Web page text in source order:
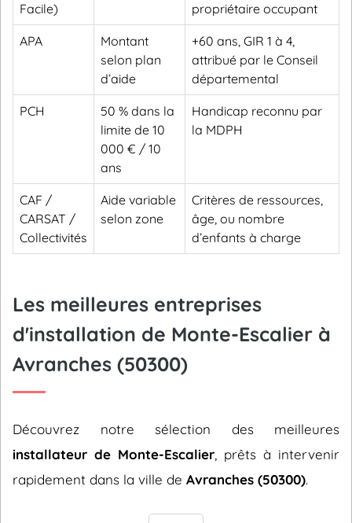
Facile)
propriétaire occupant
APA
Montant
selon plan
d’aide
+60 ans, GIR 1 à 4,
attribué par le Conseil
départemental
PCH
50 % dans la
limite de 10
000 € / 10
ans
Handicap reconnu par
la MDPH
CAF /
CARSAT /
Collectivités
Aide variable
selon zone
Critères de ressources,
âge, ou nombre
d’enfants à charge
Les meilleures entreprises
d'installation de Monte-Escalier à
Avranches (50300)
Découvrez notre sélection des meilleures
installateur de Monte-Escalier , prêts à intervenir
rapidement dans la ville de Avranches (50300).